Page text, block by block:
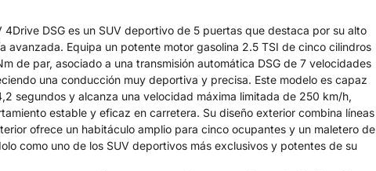
4Drive DSG es un SUV deportivo de 5 puertas que destaca por su alto
avanzada. Equipa un potente motor gasolina 2.5 TSI de cinco cilindros
de par, asociado a una transmisión automática DSG de 7 velocidades
una conducción muy deportiva y precisa. Este modelo es capaz
segundos y alcanza una velocidad máxima limitada de 250 km/h,
estable y eficaz en carretera. Su diseño exterior combina líneas
ofrece un habitáculo amplio para cinco ocupantes y un maletero de
como uno de los SUV deportivos más exclusivos y potentes de su